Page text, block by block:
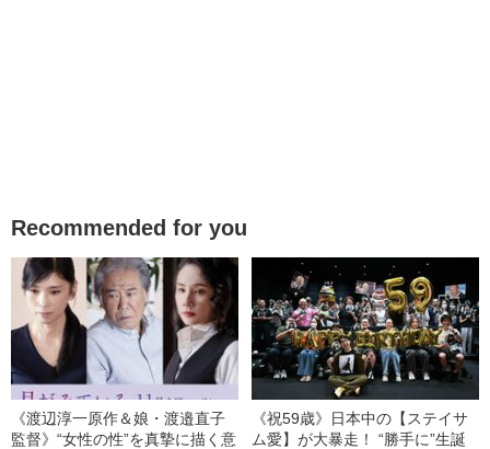
Recommended for you
《渡辺淳一原作＆娘・渡邉直子
監督》“女性の性”を真摯に描く意
《祝59歳》日本中の【ステイサ
ム愛】が大暴走！ “勝手に”生誕